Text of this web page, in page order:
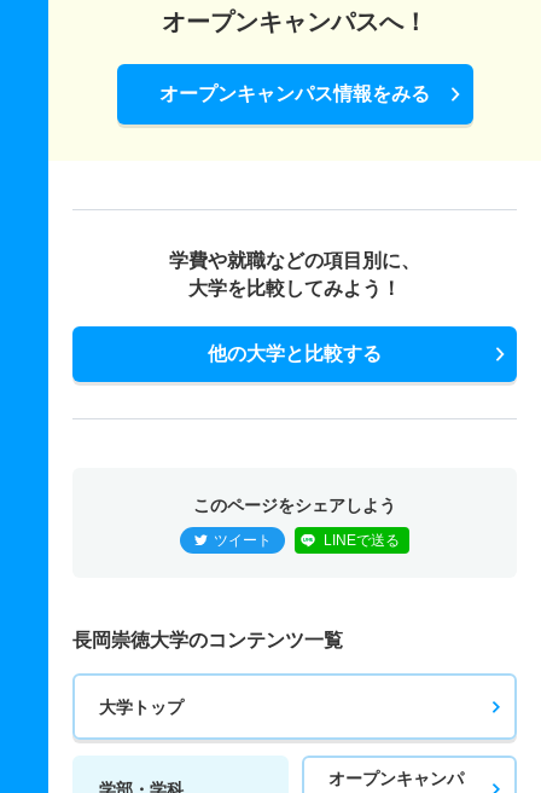
オープンキャンパスへ！
オープンキャンパス情報をみる
学費や就職などの項目別に、
大学を比較してみよう！
他の大学と比較する
このページをシェアしよう
ツイート LINEで送る
長岡崇徳大学のコンテンツ一覧
大学トップ
学部・学科
オープンキャンパ